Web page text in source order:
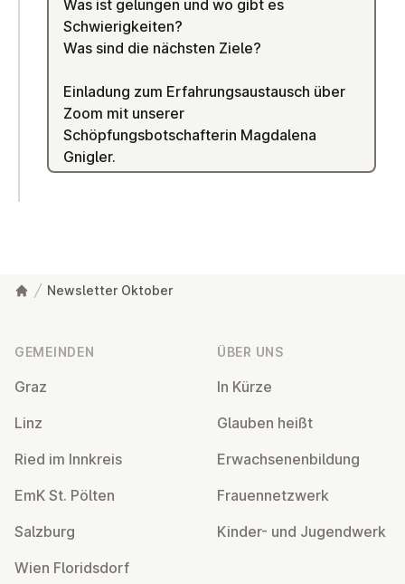
Was ist gelungen und wo gibt es
Schwierigkeiten?
Was sind die nächsten Ziele?
Einladung zum Erfahrungsaustausch über
Zoom mit unserer
Schöpfungsbotschafterin Magdalena
Gnigler.
Newsletter Oktober
GEMEINDEN
Graz
Linz
Ried im Innkreis
EmK St. Pölten
Salzburg
Wien Flo­rids­dorf
ÜBER UNS
In Kürze
Glauben heißt
Er­wach­se­nen­bil­dung
Frau­en­netz­werk
Kinder- und Ju­gend­werk